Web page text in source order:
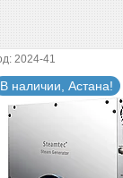
2024-41
В наличии, Астана!